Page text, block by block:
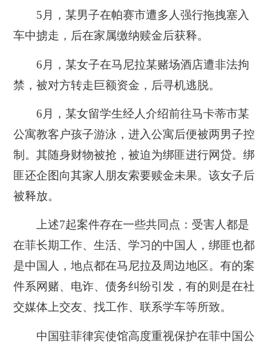
5月，某男子在帕赛市遭多人强行拖拽塞入
车中掳走，后在家属缴纳赎金后获释。
6月，某女子在马尼拉某赌场酒店遭非法拘
禁，被对方转走巨额资金，后寻机逃脱。
6月，某女留学生经人介绍前往马卡蒂市某
公寓教客户孩子游泳，进入公寓后便被两男子控
制。其随身财物被抢，被迫为绑匪进行网贷。绑
匪还企图向其家人朋友索要赎金未果。该女子后
被释放。
上述7起案件存在一些共同点：受害人都是
在菲长期工作、生活、学习的中国人，绑匪也都
是中国人，地点都在马尼拉及周边地区。有的案
件系网赌、电诈、债务纠纷引发，有的则是在社
交媒体上交友、找工作、联系学车等所致。
中国驻菲律宾使馆高度重视保护在菲中国公